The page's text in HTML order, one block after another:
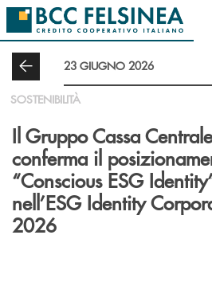
Salta al contenuto principale
23 GIUGNO 2026
SOSTENIBILITÀ
Il Gruppo Cassa Centrale
conferma il
“Conscious ESG
nell’ESG Identity
2026